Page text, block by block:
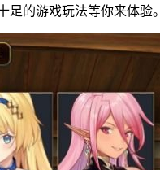
足的游戏玩法等你来体验。